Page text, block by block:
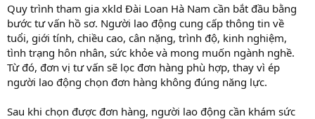
Quy trình tham gia xkld Đài Loan Hà Nam cần bắt đầu bằng
bước tư vấn hồ sơ. Người lao động cung cấp thông tin về
tuổi, giới tính, chiều cao, cân nặng, trình độ, kinh nghiệm,
tình trạng hôn nhân, sức khỏe và mong muốn ngành nghề.
Từ đó, đơn vị tư vấn sẽ lọc đơn hàng phù hợp, thay vì ép
người lao động chọn đơn hàng không đúng năng lực.
Sau khi chọn được đơn hàng, người lao động cần khám sức